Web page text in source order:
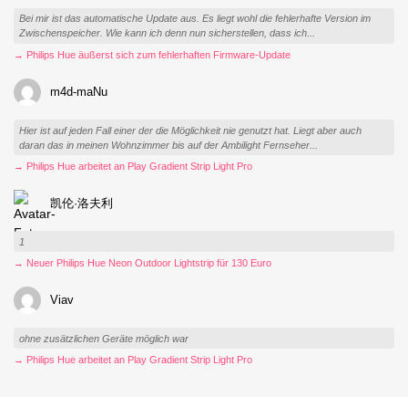
Bei mir ist das automatische Update aus. Es liegt wohl die fehlerhafte Version im
Zwischenspeicher. Wie kann ich denn nun sicherstellen, dass ich...
→ Philips Hue äußerst sich zum fehlerhaften Firmware-Update
m4d-maNu
Hier ist auf jeden Fall einer der die Möglichkeit nie genutzt hat. Liegt aber auch
daran das in meinen Wohnzimmer bis auf der Ambilight Fernseher...
→ Philips Hue arbeitet an Play Gradient Strip Light Pro
凯伦·洛夫利
1
→ Neuer Philips Hue Neon Outdoor Lightstrip für 130 Euro
Viav
ohne zusätzlichen Geräte möglich war
→ Philips Hue arbeitet an Play Gradient Strip Light Pro